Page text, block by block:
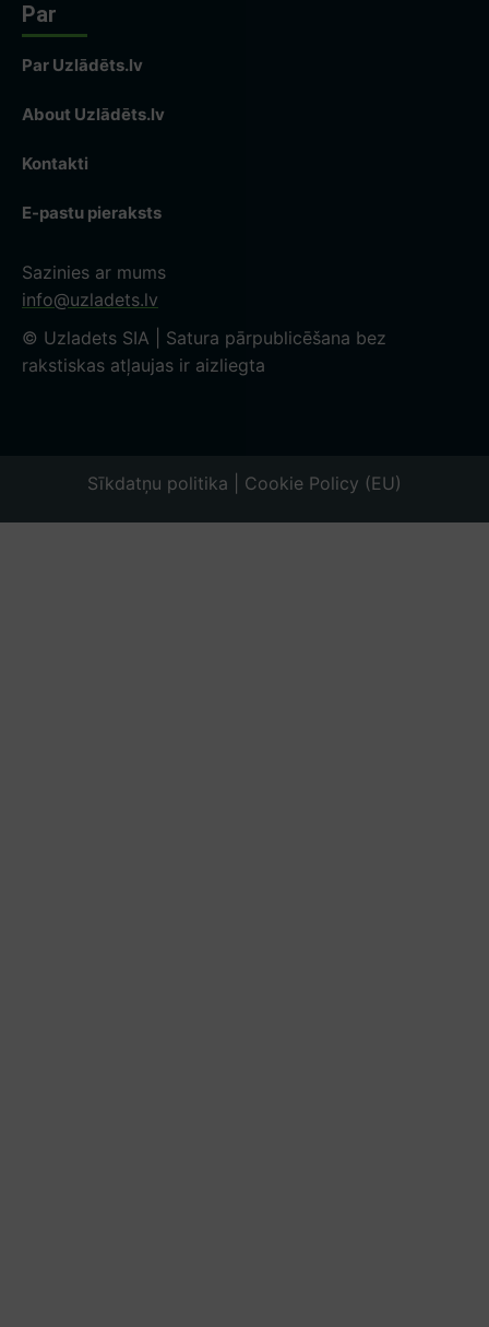
Par
Par Uzlādēts.lv
About Uzlādēts.lv
Kontakti
E-pastu pieraksts
Sazinies ar mums
info@uzladets.lv
© Uzladets SIA | Satura pārpublicēšana bez
rakstiskas atļaujas ir aizliegta
Sīkdatņu politika | Cookie Policy (EU)